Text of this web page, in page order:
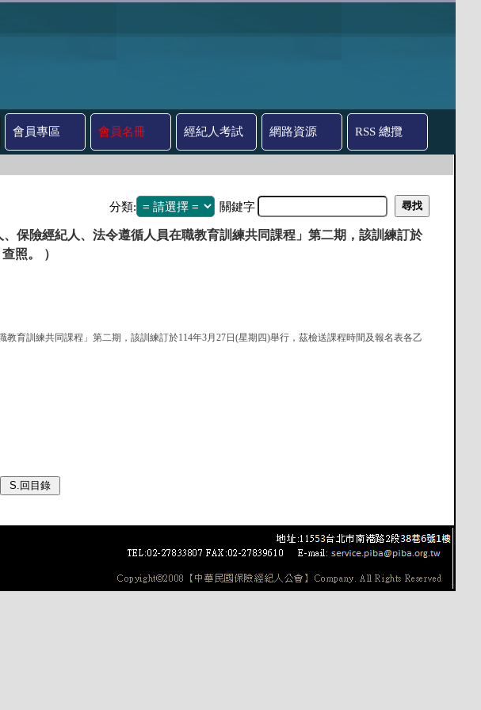
會員專區 會員名冊 經紀人考試 網路資源 RSS 總攬
分類: 關鍵字
保險經紀人、法令遵循人員在職教育訓練共同課程」第二期，該訓練訂於
照。 ）
育訓練共同課程」第二期，該訓練訂於114年3月27日(星期四)舉行，茲檢送課程時間及報名表各乙